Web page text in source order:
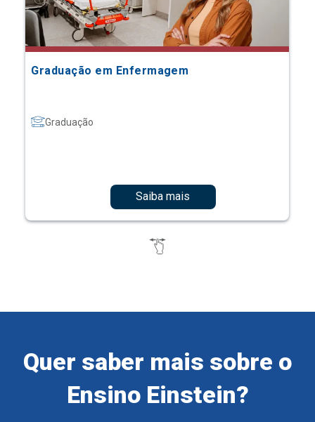
Graduação em Enfermagem
Graduação
Saiba mais
Quer saber mais sobre o
Ensino Einstein?